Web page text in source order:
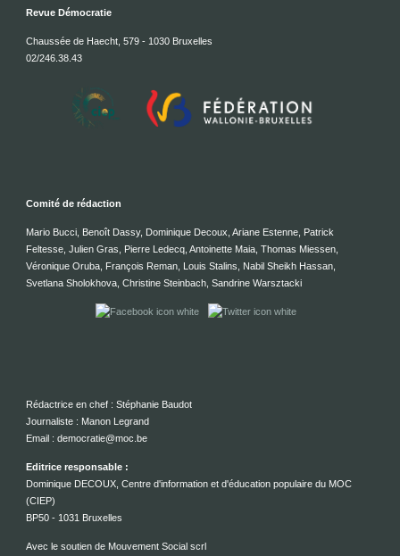
Revue Démocratie
Chaussée de Haecht, 579 - 1030 Bruxelles
02/246.38.43
Comité de rédaction
Mario Bucci, Benoît Dassy, Dominique Decoux, Ariane Estenne, Patrick
Feltesse, Julien Gras, Pierre Ledecq, Antoinette Maia, Thomas Miessen,
Véronique Oruba, François Reman, Louis Stalins, Nabil Sheikh Hassan,
Svetlana Sholokhova, Christine Steinbach, Sandrine Warsztacki
Rédactrice en chef : Stéphanie Baudot
Journaliste : Manon Legrand
Email : democratie@moc.be
Editrice responsable :
Dominique DECOUX, Centre d'information et d'éducation populaire du MOC
(CIEP)
BP50 - 1031 Bruxelles
Avec le soutien de Mouvement Social scrl